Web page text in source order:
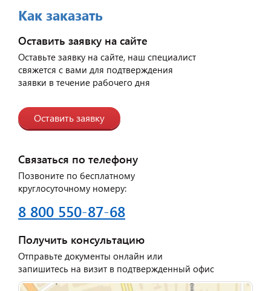
Как заказать
Оставить заявку на сайте
Оставьте заявку на сайте, наш специалист
свяжется с вами для подтверждения
заявки в течение рабочего дня
Оставить заявку
Связаться по телефону
Позвоните по бесплатному
круглосуточному номеру:
8 800 550-87-68
Получить консультацию
Отправьте документы онлайн или
запишитесь на визит в подтвержденный офис